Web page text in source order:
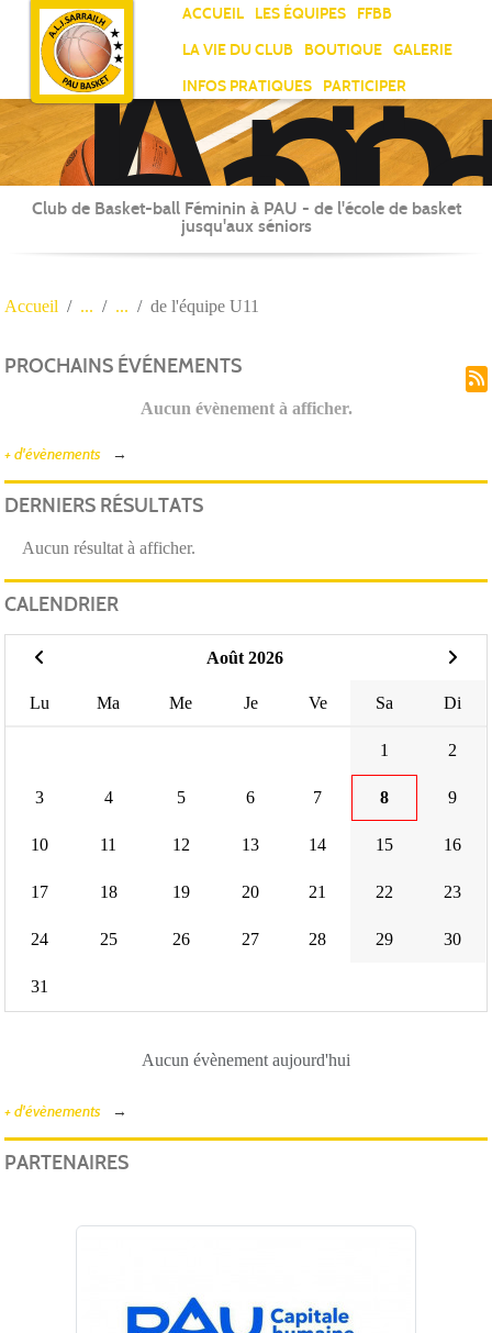
ACCUEIL LES ÉQUIPES
FFBB
LA VIE DU CLUB
BOUTIQUE
GALERIE
INFOS PRATIQUES
PARTICIPER
Club de Basket-ball Féminin à PAU - de l'école de basket
jusqu'aux séniors
Accueil de l'équipe U11
PROCHAINS ÉVÉNEMENTS
Aucun évènement à afficher.
+ d'évènements
DERNIERS RÉSULTATS
Aucun résultat à afficher.
CALENDRIER
Août 2026
Lu Ma Me Je Ve Sa Di
1 2
3 4 5 6 7 8 9
10 11 12 13 14 15 16
17 18 19 20 21 22 23
24 25 26 27 28 29 30
31
Aucun évènement aujourd'hui
+ d'évènements
PARTENAIRES
Panneau de gestion des cookies